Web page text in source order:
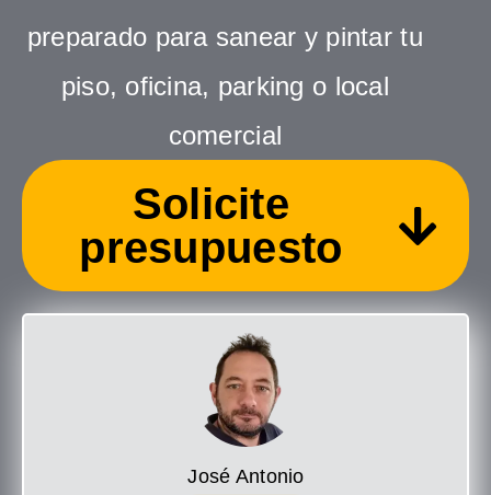
preparado para sanear y pintar tu
piso, oficina, parking o local
comercial
Solicite
presupuesto
José Antonio